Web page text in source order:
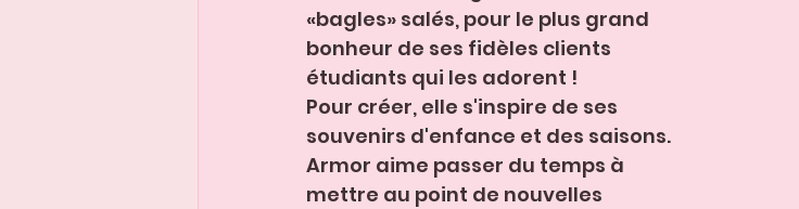
«bagles» salés, pour le plus grand
bonheur de ses fidèles clients
étudiants qui les adorent !
Pour créer, elle s'inspire de ses
souvenirs d'enfance et des saisons.
Armor aime passer du temps à
mettre au point de nouvelles